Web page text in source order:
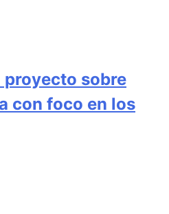
proyecto sobre
con foco en los